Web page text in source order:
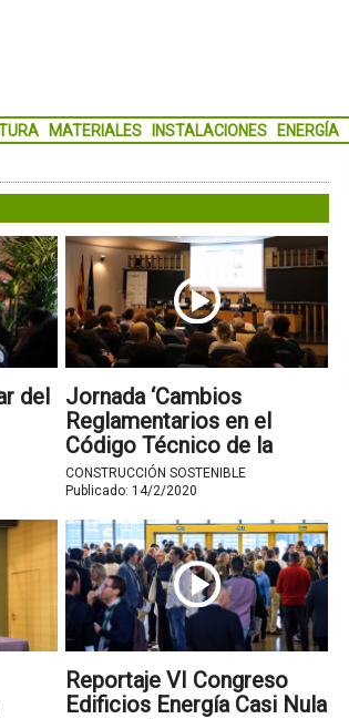
MATERIALES INSTALACIONES ENERGÍA
del
Jornada ‘Cambios
Reglamentarios en el
Código Técnico de la
Edificación’
CONSTRUCCIÓN SOSTENIBLE
Publicado: 14/2/2020
Reportaje VI Congreso
Edificios Energía Casi Nula